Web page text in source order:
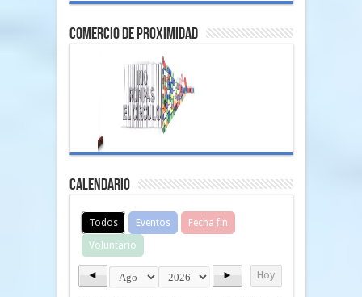
comercio de proximidad
Calendario
Todos Eventos
Fecha fin
Voluntario
◄ ► Hoy